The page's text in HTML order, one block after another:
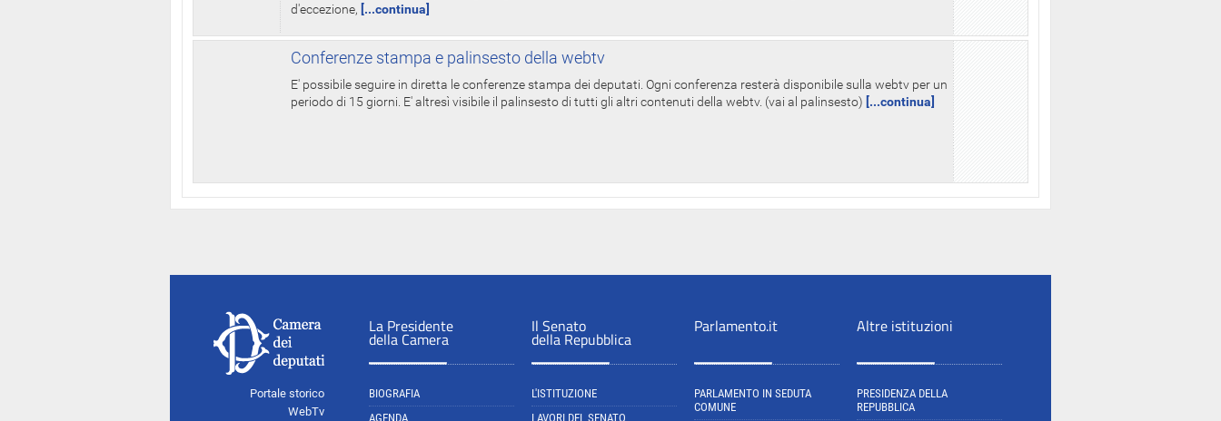
d'eccezione, [...continua]
Conferenze stampa e palinsesto della webtv
E' possibile seguire in diretta le conferenze stampa dei deputati. Ogni conferenza resterà disponibile sulla webtv per un
periodo di 15 giorni. E' altresì visibile il palinsesto di tutti gli altri contenuti della webtv. (vai al palinsesto) [...continua]
Portale storico
WebTv
La Presidente
della Camera
BIOGRAFIA
AGENDA
Il Senato
della Repubblica
L'ISTITUZIONE
LAVORI DEL SENATO
Parlamento.it
PARLAMENTO IN SEDUTA
COMUNE
Altre istituzioni
PRESIDENZA DELLA
REPUBBLICA